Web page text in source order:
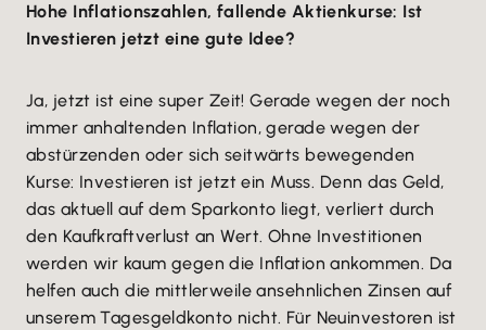
Hohe Inflationszahlen, fallende Aktienkurse: Ist
Investieren jetzt eine gute Idee?
Ja, jetzt ist eine super Zeit! Gerade wegen der noch
immer anhaltenden Inflation, gerade wegen der
abstürzenden oder sich seitwärts bewegenden
Kurse: Investieren ist jetzt ein Muss. Denn das Geld,
das aktuell auf dem Sparkonto liegt, verliert durch
den Kaufkraftverlust an Wert. Ohne Investitionen
werden wir kaum gegen die Inflation ankommen. Da
helfen auch die mittlerweile ansehnlichen Zinsen auf
unserem Tagesgeldkonto nicht. Für Neuinvestoren ist